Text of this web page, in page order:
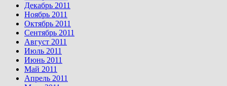
Декабрь 2011
Ноябрь 2011
Октябрь 2011
Сентябрь 2011
Август 2011
Июль 2011
Июнь 2011
Май 2011
Апрель 2011